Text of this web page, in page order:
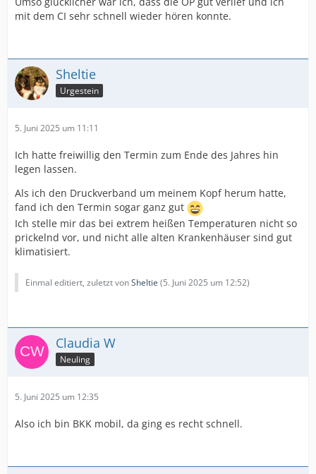
mit dem CI sehr schnell wieder hören konnte.
Sheltie
Urgestein
5. Juni 2025 um 11:11
Ich hatte freiwillig den Termin zum Ende des Jahres hin
legen lassen.
Als ich den Druckverband um meinem Kopf herum hatte,
fand ich den Termin sogar ganz gut
Ich stelle mir das bei extrem heißen Temperaturen nicht so
prickelnd vor, und nicht alle alten Krankenhäuser sind gut
klimatisiert.
Einmal editiert, zuletzt vonSheltie (5. Juni 2025 um 12:52)
Claudia W
Neuling
5. Juni 2025 um 12:35
Also ich bin BKK mobil, da ging es recht schnell.